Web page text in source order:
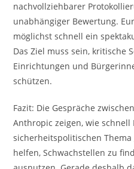
nachvollziehbarer
unabhängiger Bewertung.
möglichst schnell ein
Das Ziel muss sein, kritische
Einrichtungen und
schützen.
Fazit: Die Gespräche
Anthropic zeigen, wie schnell
sicherheitspolitischen
helfen, Schwachstellen zu